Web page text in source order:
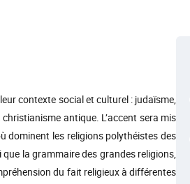
contexte social et culturel : judaïsme,
antique. L’accent sera mis
dominent les religions polythéistes des
la grammaire des grandes religions,
du fait religieux à différentes